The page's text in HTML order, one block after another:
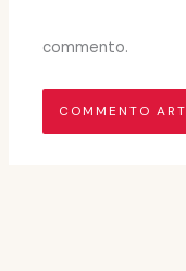
commento.